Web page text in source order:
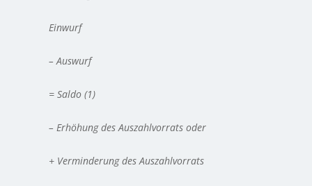
Einwurf
– Auswurf
= Saldo (1)
– Erhöhung des Auszahlvorrats oder
+ Verminderung des Auszahlvorrats